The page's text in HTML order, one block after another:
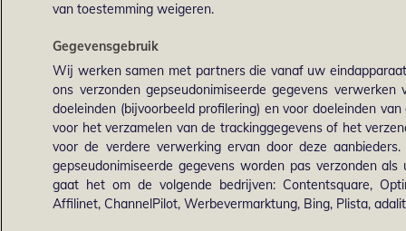
van toestemming weigeren.
Gegevensgebruik
Wij werken samen met partners die vanaf uw
ons verzonden gepseudonimiseerde gegevens
doeleinden (bijvoorbeeld profilering) en voor doeleinden
voor het verzamelen van de trackinggegevens of het
voor de verdere verwerking ervan door deze
gepseudonimiseerde gegevens worden pas verzonden
gaat het om de volgende bedrijven: Contentsquare,
Affilinet, ChannelPilot, Werbevermarktung, Bing, Plista,